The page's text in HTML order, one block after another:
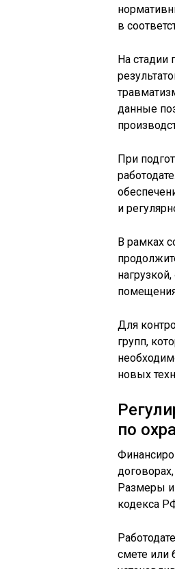
в
На стадии
данные
При
и
В рамках
Для
групп,
новых
по
Размеры и
кодекса
смете или